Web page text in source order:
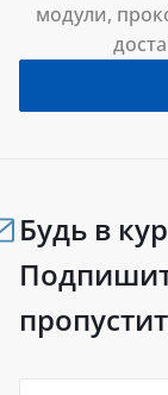
модули,
Будь в